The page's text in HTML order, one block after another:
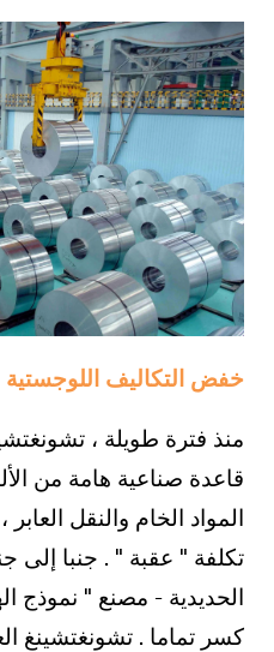
خفض التكاليف
منذ فترة طويلة ،
قاعدة صناعية هامة من
المواد الخام والنقل
تكلفة " عقبة " . جنبا إلى
الحديدية - مصنع " نموذج
كسر تماما . تشونغتشينغ